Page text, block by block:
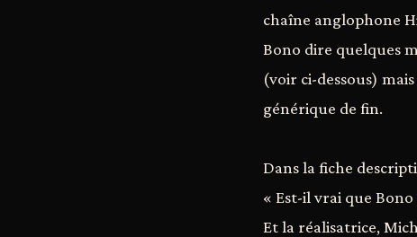
chaîne anglophone
Bono dire quelques
(voir ci-dessous)
générique de fin.
Dans la fiche
« Est-il vrai que
Et la réalisatrice,